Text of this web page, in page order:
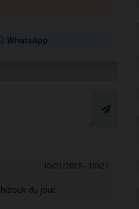
WhatsApp
10/01/2025 - 16h21
du jour.